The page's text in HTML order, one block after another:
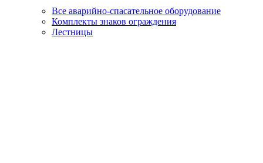
Все аварийно-спасательное оборудование
Комплекты знаков ограждения
Лестницы